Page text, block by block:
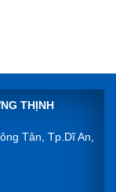
THỊNH
Tân, Tp.Dĩ An,